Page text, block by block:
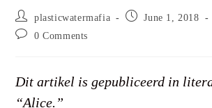
Post
author:
plasticwatermafia
Post June 1, 2018
Post 0 Comments
Dit artikel is gepubliceerd in
“Alice.”